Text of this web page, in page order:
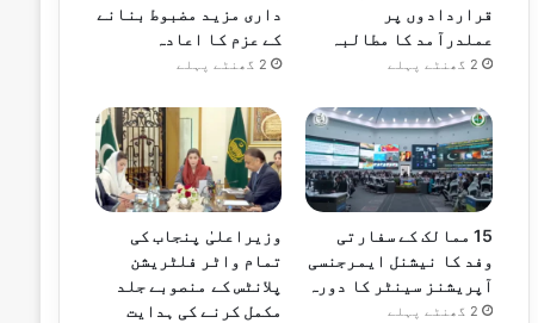
قراردادوں پر
عملدرآمد کا مطالبہ
2 گھنٹے پہلے
داری مزید مضبوط بنانے
کے عزم کا اعادہ
2 گھنٹے پہلے
15 ممالک کے سفارتی
وفد کا نیشنل ایمرجنسی
آپریشنز سینٹر کا دورہ
2 گھنٹے پہلے
وزیراعلیٰ پنجاب کی
تمام واٹر فلٹریشن
پلانٹس کے منصوبے جلد
مکمل کرنے کی ہدایت